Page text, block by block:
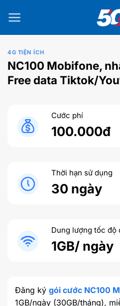
qua
4G TIỆN ÍCH
NC100 Mobifone,
Free data Tiktok/
Cước phí
100.000đ
Thời hạn sử dụng
30 ngày
Dung lượng tốc độ
1GB/ ngày
Đăng ký gói cước NC100
1GB/ngày (30GB/tháng),